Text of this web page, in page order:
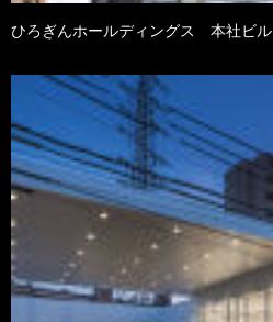
ひろぎんホールディングス 本社ビル